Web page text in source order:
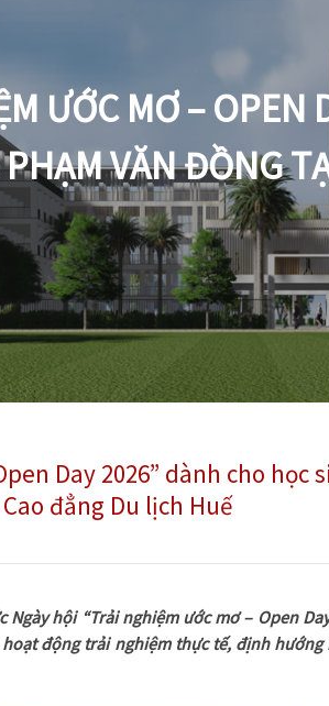
ƯỚC MƠ –
VĂN ĐỒNG
Day 2026” dành cho học
đẳng Du lịch Huế
hội “Trải nghiệm ước mơ – Open
động trải nghiệm thực tế, định